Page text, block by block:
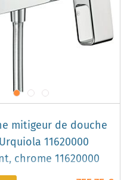
mitigeur de douche
11620000
chrome 11620000